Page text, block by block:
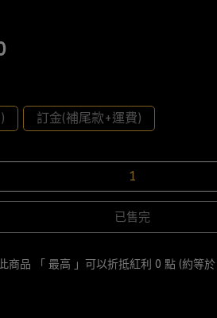
訂金(補尾款+運費)
已售完
商品 「 最高 」可以折抵紅利 0 點 (約等於